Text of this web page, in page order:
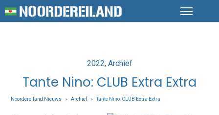
Posted
2022 Archief
Tante Nino: CLUB Extra Extra
Noordereiland Nieuws > Archief > Tante Nino: CLUB Extra Extra